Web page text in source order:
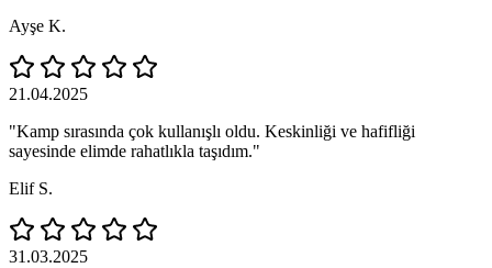
Ayşe K.
21.04.2025
"Kamp sırasında çok kullanışlı oldu. Keskinliği ve hafifliği
sayesinde elimde rahatlıkla taşıdım."
Elif S.
31.03.2025